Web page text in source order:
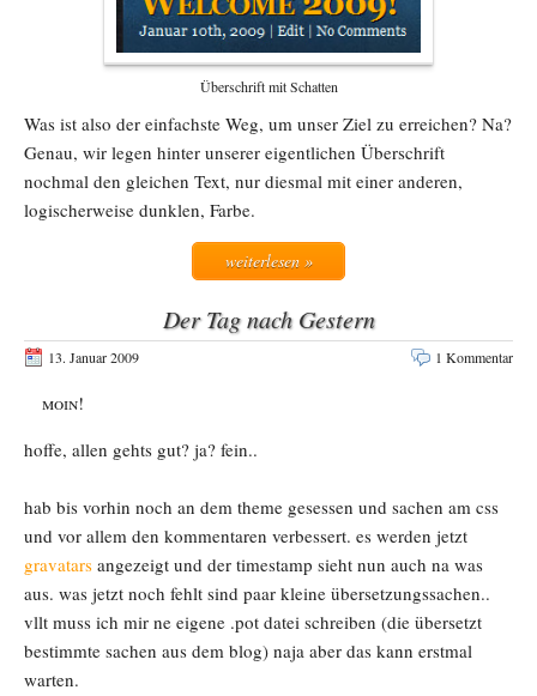
Überschrift mit Schatten
Was ist also der einfachste Weg, um unser Ziel zu erreichen? Na?
Genau, wir legen hinter unserer eigentlichen Überschrift
nochmal den gleichen Text, nur diesmal mit einer anderen,
logischerweise dunklen, Farbe.
weiterlesen »
Der Tag nach Gestern
13. Januar 2009 1 Kommentar
moin!
hoffe, allen gehts gut? ja? fein..
hab bis vorhin noch an dem theme gesessen und sachen am css
und vor allem den kommentaren verbessert. es werden jetzt
gravatars angezeigt und der timestamp sieht nun auch na was
aus. was jetzt noch fehlt sind paar kleine übersetzungssachen..
vllt muss ich mir ne eigene .pot datei schreiben (die übersetzt
bestimmte sachen aus dem blog) naja aber das kann erstmal
warten.